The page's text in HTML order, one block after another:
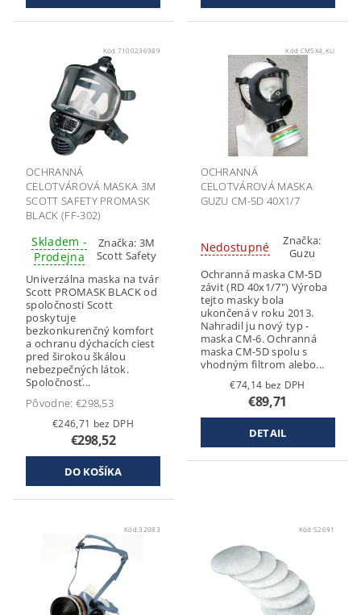
Kód:7100236989
OCHRANNÁ
CELOTVÁROVÁ MASKA 3M
SCOTT SAFETY PROMASK
BLACK (FF-302)
Skladem -
Prodejna
Značka: 3M
Scott Safety
Univerzálna maska na tvár
Scott PROMASK BLACK od
spoločnosti Scott
poskytuje
bezkonkurenčný komfort
a ochranu dýchacích ciest
pred širokou škálou
nebezpečných látok.
Spoločnosť...
Pôvodne: €298,53
€246,71 bez DPH
€298,52
Kód:CM5X4_KLI
OCHRANNÁ
CELOTVÁROVÁ MASKA
GUZU CM-5D 40X1/7
Nedostupné
Značka:
Guzu
Ochranná maska CM-5D
závit (RD 40x1/7") Výroba
tejto masky bola
ukončená v roku 2013.
Nahradil ju nový typ -
maska CM-6. Ochranná
maska CM-5D spolu s
vhodným filtrom alebo...
€74,14 bez DPH
€89,71
DETAIL
Kód:32083 Kód: 52691